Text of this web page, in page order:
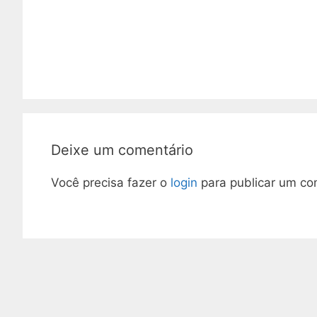
Deixe um comentário
Você precisa fazer o login para publicar um